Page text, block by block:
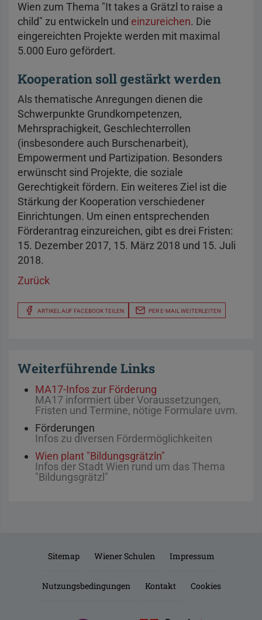
Wien zum Thema "It takes a Grätzl to raise a
child" zu entwickeln und einzureichen. Die
eingereichten Projekte werden mit maximal
5.000 Euro gefördert.
Kooperation soll gestärkt werden
Als thematische Anregungen dienen die
Schwerpunkte Grundkompetenzen,
Mehrsprachigkeit, Geschlechterrollen
(insbesondere auch Burschenarbeit),
Empowerment und Partizipation. Besonders
erwünscht sind Projekte, die soziale
Gerechtigkeit fördern. Ein weiteres Ziel ist die
Stärkung der Kooperation verschiedener
Einrichtungen. Um einen entsprechenden
Förderantrag einzureichen, gibt es drei Fristen:
15. Dezember 2017, 15. März 2018 und 15. Juli
2018.
Zurück
ARTIKEL AUF FACEBOOK TEILEN PER E-MAIL WEITERLEITEN
Weiterführende Links
MA17-Infos zur Förderung
MA17 informiert über Voraussetzungen,
Fristen und Termine, nötige Formulare uvm.
Förderungen
Infos zu diversen Fördermöglichkeiten
Wien plant "Bildungsgrätzln"
Infos der Stadt Wien rund um das Thema
"Bildungsgrätzl"
Sitemap Wiener Schulen Impressum
Nutzungsbedingungen Kontakt Cookies